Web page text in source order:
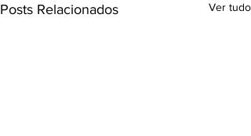
Posts Relacionados Ver tudo